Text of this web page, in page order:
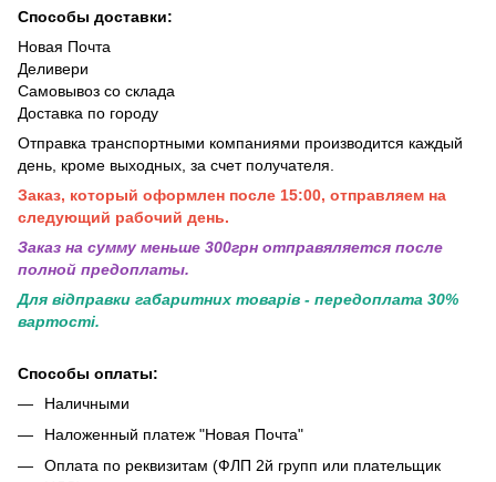
Способы доставки:
Новая Почта
Деливери
Самовывоз со склада
Доставка по городу
Отправка транспортными компаниями производится каждый
день, кроме выходных, за счет получателя.
Заказ, который оформлен после 15:00, отправляем на
следующий рабочий день.
Заказ на сумму меньше 300грн отправяляется после
полной предоплаты.
Для відправки габаритних товарів - передоплата 30%
вартості.
Способы оплаты:
Наличными
Наложенный платеж "Новая Почта"
Оплата по реквизитам (ФЛП 2й групп или плательщик